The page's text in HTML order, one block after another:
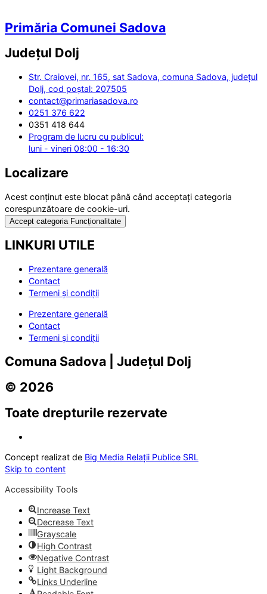
Primăria Comunei Sadova
Județul Dolj
Str. Craiovei, nr. 165, sat Sadova, comuna Sadova, județul
Dolj, cod poștal: 207505
contact@primariasadova.ro
0251 376 622
0351 418 644
Program de lucru cu publicul:
luni - vineri 08:00 - 16:30
Localizare
Acest conținut este blocat până când acceptați categoria
corespunzătoare de cookie-uri.
Accept categoria Funcționalitate
LINKURI UTILE
Prezentare generală
Contact
Termeni și condiții
Prezentare generală
Contact
Termeni și condiții
Comuna Sadova | Județul Dolj
© 2026
Toate drepturile rezervate
Concept realizat de Big Media Relații Publice SRL
Skip to content
Accessibility Tools
Increase Text
Decrease Text
Grayscale
High Contrast
Negative Contrast
Light Background
Links Underline